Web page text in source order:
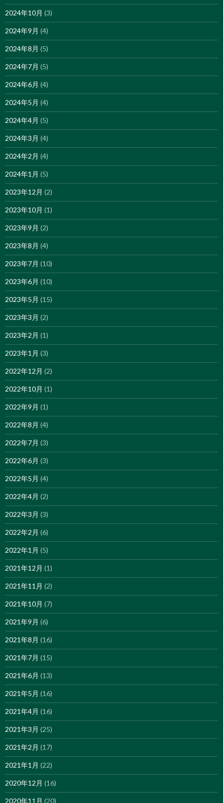
2024年10月 (3)
2024年9月 (4)
2024年8月 (5)
2024年7月 (5)
2024年6月 (4)
2024年5月 (4)
2024年4月 (5)
2024年3月 (4)
2024年2月 (4)
2024年1月 (5)
2023年12月 (2)
2023年10月 (1)
2023年9月 (2)
2023年8月 (4)
2023年7月 (10)
2023年6月 (10)
2023年5月 (15)
2023年3月 (2)
2023年2月 (1)
2023年1月 (3)
2022年12月 (2)
2022年10月 (1)
2022年9月 (1)
2022年8月 (4)
2022年7月 (3)
2022年6月 (3)
2022年5月 (4)
2022年4月 (2)
2022年3月 (3)
2022年2月 (6)
2022年1月 (5)
2021年12月 (1)
2021年11月 (2)
2021年10月 (7)
2021年9月 (6)
2021年8月 (16)
2021年7月 (15)
2021年6月 (13)
2021年5月 (16)
2021年4月 (16)
2021年3月 (25)
2021年2月 (17)
2021年1月 (22)
2020年12月 (16)
2020年11月 (20)